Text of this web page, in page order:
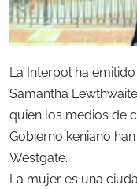
La Interpol ha
Samantha
quien los medios de
Gobierno keniano
Westgate.
La mujer es una